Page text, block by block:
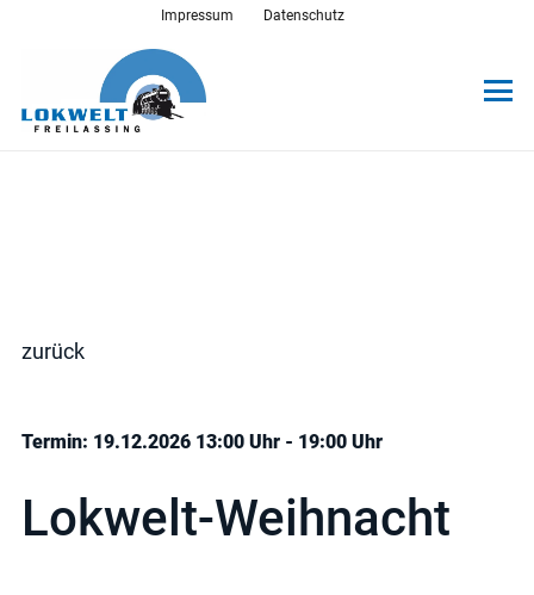
Impressum Datenschutz
zurück
Termin: 19.12.2026 13:00 Uhr - 19:00 Uhr
Lokwelt-Weihnacht